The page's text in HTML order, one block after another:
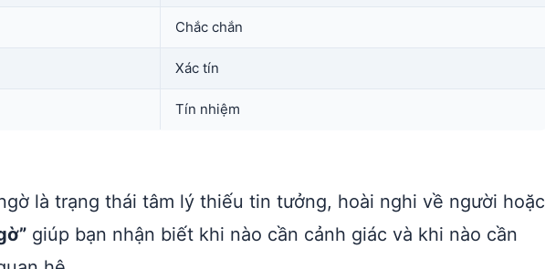
Chắc chắn
Xác tín
Tín nhiệm
là trạng thái tâm lý thiếu tin tưởng, hoài nghi về người hoặc
giúp bạn nhận biết khi nào cần cảnh giác và khi nào cần